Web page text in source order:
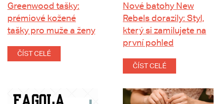
Greenwood tašky:
prémiové kožené
tašky pro muže a ženy
ČÍST CELÉ
Nové batohy New
Rebels dorazily: Styl,
který si zamilujete na
první pohled
ČÍST CELÉ